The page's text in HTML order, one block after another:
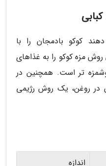
کوکو بادمجان را با
روش مزه کوکو را به غذاهای
تر است. همچنین در
در روغن، یک روش رژیمی
اندازه